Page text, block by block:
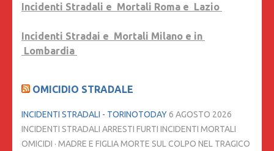
Incidenti Stradali e Mortali Roma e Lazio
Incidenti Stradai e Mortali Milano e in
Lombardia
OMICIDIO STRADALE
INCIDENTI STRADALI - TORINOTODAY6 AGOSTO 2026
INCIDENTI STRADALI ARRESTI FURTI INCIDENTI MORTALI
OMICIDI · MADRE E FIGLIA MORTE SUL COLPO NEL TRAGICO